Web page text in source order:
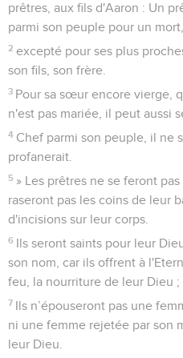
prêtres, aux fils d'Aaron : Un
parmi son peuple pour un mort,
2 excepté pour ses plus
son fils, son frère.
3 Pour sa sœur encore vierge,
n'est pas mariée, il peut aussi
4 Chef parmi son peuple, il ne
profanerait.
5 » Les prêtres ne se feront
raseront pas les coins de leur
d'incisions sur leur corps.
6 Ils seront saints pour leur
son nom, car ils offrent à
feu, la nourriture de leur Dieu ;
7 Ils n’épouseront pas une
ni une femme rejetée par son
leur Dieu.